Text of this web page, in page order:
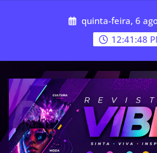
quinta-feira, 6
12:41:50